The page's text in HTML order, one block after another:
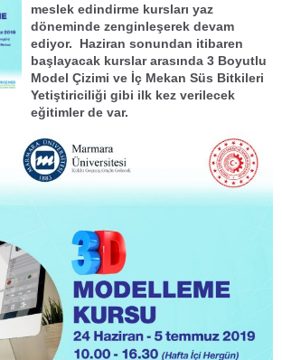
meslek edindirme kursları yaz
döneminde zenginleşerek devam
ediyor. Haziran sonundan itibaren
başlayacak kurslar arasında 3 Boyutlu
Model Çizimi ve İç Mekan Süs Bitkileri
Yetiştiriciliği gibi ilk kez verilecek
eğitimler de var.